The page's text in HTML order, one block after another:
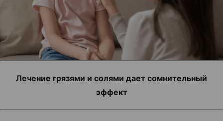
Лечение грязями и солями дает сомнительный
эффект